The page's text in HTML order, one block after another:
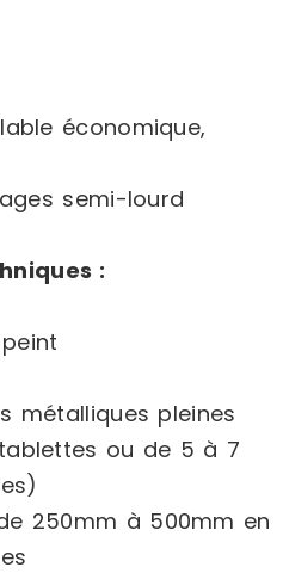
économique,
semi-lourd
:
métalliques pleines
ou de 5 à 7
250mm à 500mm en